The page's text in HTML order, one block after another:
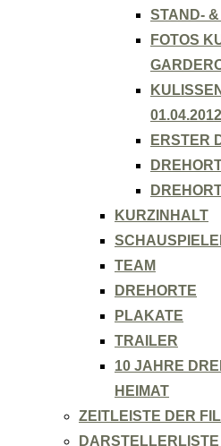
STAND-
FOTOS
01.04.2012
ERSTER
KURZINHALT
TEAM
DREHORTE
PLAKATE
TRAILER
10 JAHRE
HEIMAT
ZEITLEISTE DER
DARSTELLERLISTE